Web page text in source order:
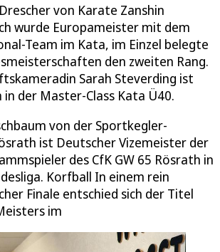
von Karate Zanshin
wurde Europameister mit dem
Team im Kata, im Einzel belegte
den zweiten Rang.
Sarah Steverding ist
der Master-Class Kata Ü40.
von der Sportkegler-
ist Deutscher Vizemeister der
des CfK GW 65 Rösrath in
Korfball In einem rein
Finale entschied sich der Titel
im